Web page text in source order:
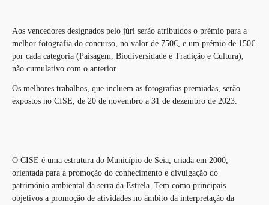
Aos vencedores designados pelo júri serão atribuídos o prémio para a
melhor fotografia do concurso, no valor de 750€, e um prémio de 150€
por cada categoria (Paisagem, Biodiversidade e Tradição e Cultura),
não cumulativo com o anterior.
Os melhores trabalhos, que incluem as fotografias premiadas, serão
expostos no CISE, de 20 de novembro a 31 de dezembro de 2023.
O CISE é uma estrutura do Município de Seia, criada em 2000,
orientada para a promoção do conhecimento e divulgação do
património ambiental da serra da Estrela. Tem como principais
objetivos a promoção de atividades no âmbito da interpretação da